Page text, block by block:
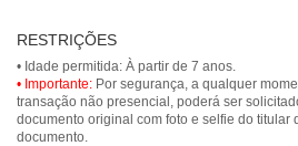
RESTRIÇÕES
• Importante: Por segurança, a qualquer
transação não presencial, poderá ser
documento original com foto e selfie do titular
documento.